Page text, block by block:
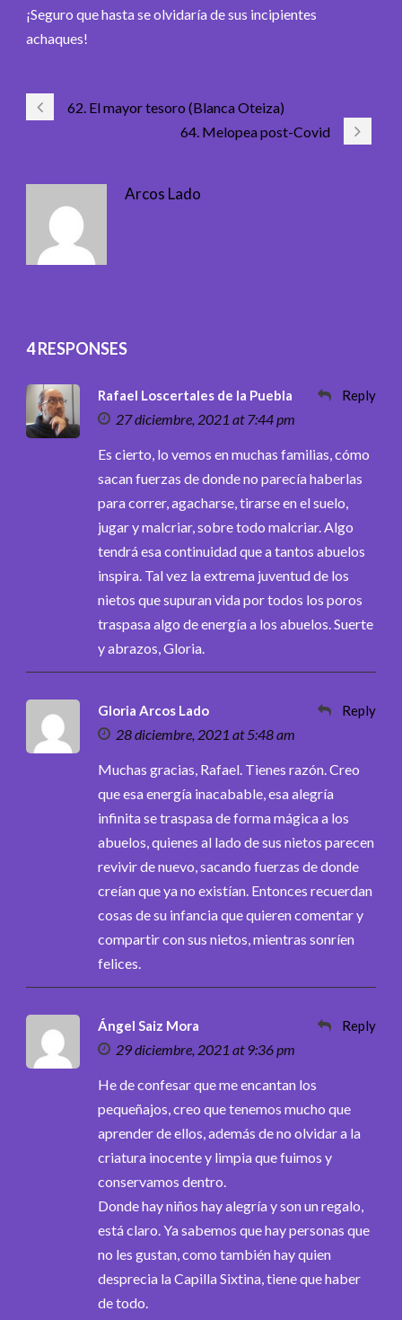
¡Seguro que hasta se olvidaría de sus incipientes
achaques!
62. El mayor tesoro (Blanca Oteiza)
64. Melopea post-Covid
Arcos Lado
4 RESPONSES
Rafael Loscertales de la Puebla
27 diciembre, 2021 at 7:44 pm
Reply
Es cierto, lo vemos en muchas familias, cómo
sacan fuerzas de donde no parecía haberlas
para correr, agacharse, tirarse en el suelo,
jugar y malcriar, sobre todo malcriar. Algo
tendrá esa continuidad que a tantos abuelos
inspira. Tal vez la extrema juventud de los
nietos que supuran vida por todos los poros
traspasa algo de energía a los abuelos. Suerte
y abrazos, Gloria.
Gloria Arcos Lado
28 diciembre, 2021 at 5:48 am
Reply
Muchas gracias, Rafael. Tienes razón. Creo
que esa energía inacabable, esa alegría
infinita se traspasa de forma mágica a los
abuelos, quienes al lado de sus nietos parecen
revivir de nuevo, sacando fuerzas de donde
creían que ya no existían. Entonces recuerdan
cosas de su infancia que quieren comentar y
compartir con sus nietos, mientras sonríen
felices.
Ángel Saiz Mora
29 diciembre, 2021 at 9:36 pm
Reply
He de confesar que me encantan los
pequeñajos, creo que tenemos mucho que
aprender de ellos, además de no olvidar a la
criatura inocente y limpia que fuimos y
conservamos dentro.
Donde hay niños hay alegría y son un regalo,
está claro. Ya sabemos que hay personas que
no les gustan, como también hay quien
desprecia la Capilla Sixtina, tiene que haber
de todo.